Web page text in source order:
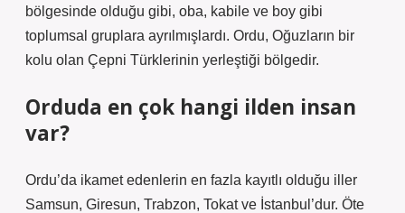
bölgesinde olduğu gibi, oba, kabile ve boy gibi
toplumsal gruplara ayrılmışlardı. Ordu, Oğuzların bir
kolu olan Çepni Türklerinin yerleştiği bölgedir.
Orduda en çok hangi ilden insan
var?
Ordu’da ikamet edenlerin en fazla kayıtlı olduğu iller
Samsun, Giresun, Trabzon, Tokat ve İstanbul’dur. Öte